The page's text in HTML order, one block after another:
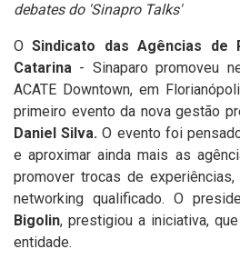
debates do 'Sinapro Talks'
O Sindicato das Agências de
Catarina - Sinaparo promoveu
ACATE Downtown, em
primeiro evento da nova gestão
Daniel Silva. O evento foi
e aproximar ainda mais as
promover trocas de
networking qualificado. O
Bigolin, prestigiou a iniciativa,
entidade.